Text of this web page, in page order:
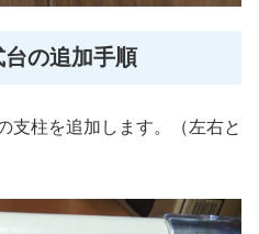
の追加手順
支柱を追加します。（左右と